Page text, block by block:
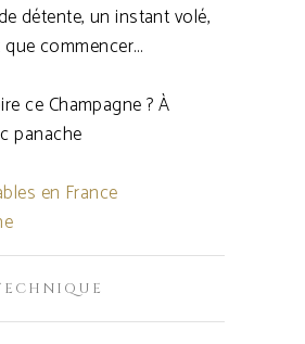
détente, un instant volé,
commencer…
ce Champagne ? À
panache
en France